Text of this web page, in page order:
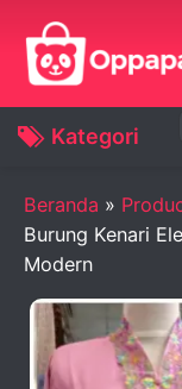
Kategori
Beranda »
Burung Kenari
Modern